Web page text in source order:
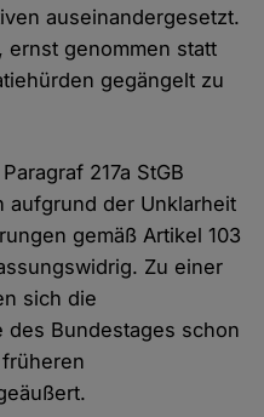
auseinandergesetzt.
ernst genommen statt
gegängelt zu
217a StGB
aufgrund der Unklarheit
gemäß Artikel 103
Zu einer
sich die
des Bundestages schon